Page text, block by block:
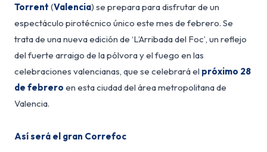
Torrent (Valencia) se prepara para disfrutar de un
espectáculo pirotécnico único este mes de febrero. Se
trata de una nueva edición de ‘L’Arribada del Foc’, un reflejo
del fuerte arraigo de la pólvora y el fuego en las
celebraciones valencianas, que se celebrará el próximo 28
de febrero en esta ciudad del área metropolitana de
Valencia.
Así será el gran Correfoc